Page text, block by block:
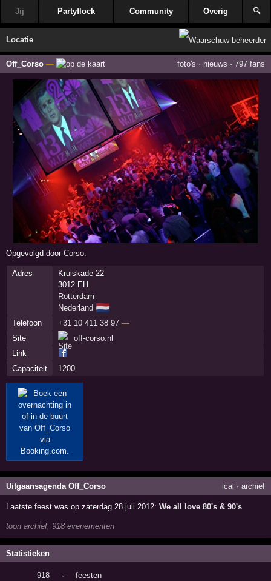
Jij Partyflock Community Overig 🔍
Locatie
Off_Corso — foto's · nieuws · 797 fans
Opgevolgd doorCorso
Adres
Kruiskade 22
3012 EH
Rotterdam
Nederland 🇳🇱
Telefoon +31 10 411 38 97 —
Site
off-corso.nl
Link
Capaciteit
1200
Uitgaansagenda Off_Corso ical · archief
Laatste feest was op zaterdag 28 juli 2012:We all love 80's & 90's
toon archief, 918 evenementen
Statistieken
918 ·
feesten